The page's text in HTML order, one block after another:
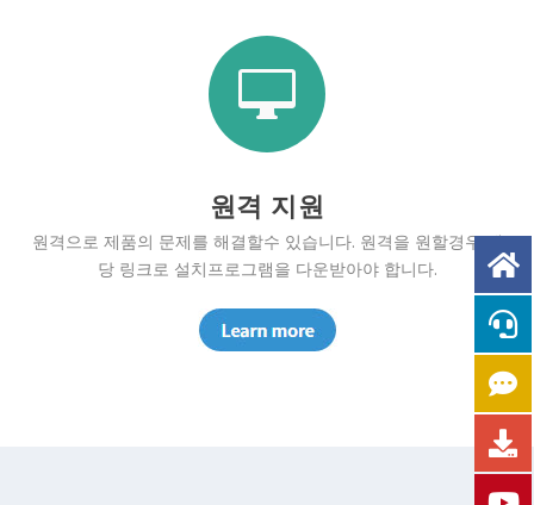

원격 지원
원격으로 제품의 문제를 해결할수 있습니다. 원격을 원할경우 해
당 링크로 설치프로그램을 다운받아야 합니다.